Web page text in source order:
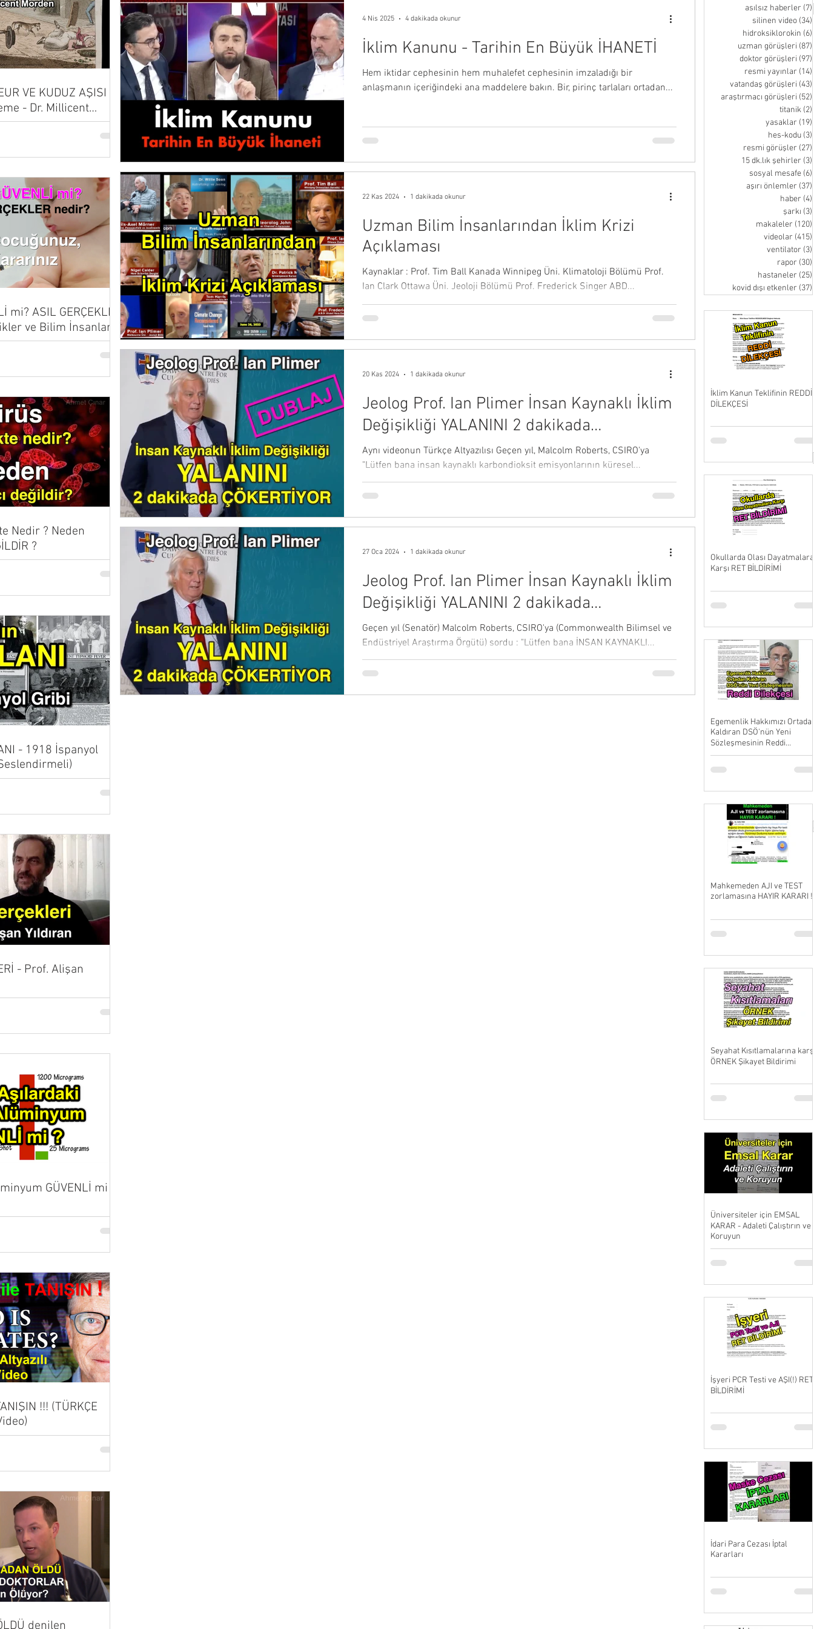
İklim Kanunu - Tarihin En Büyük İHANETİ
Hem iktidar cephesinin hem muhalefet cephesinin imzaladığı bir
anlaşmanın içeriğindeki ana maddelere bakın. Bir, pirinç tarlaları ortadan...
4 Nis 2025 4 dakikada okunur
Uzman Bilim İnsanlarından İklim Krizi
Açıklaması
Kaynaklar : Prof. Tim Ball Kanada Winnipeg Üni. Klimatoloji Bölümü Prof.
Ian Clark Ottawa Üni. Jeoloji Bölümü Prof. Frederick Singer ABD...
22 Kas 2024 1 dakikada okunur
Jeolog Prof. Ian Plimer İnsan Kaynaklı İklim
Değişikliği YALANINI 2 dakikada
ÇÖKERTİYOR (dublaj)
Aynı videonun Türkçe Altyazılısı Geçen yıl, Malcolm Roberts, CSIRO'ya
"Lütfen bana insan kaynaklı karbondioksit emisyonlarının küresel...
20 Kas 2024 1 dakikada okunur
Jeolog Prof. Ian Plimer İnsan Kaynaklı İklim
Değişikliği YALANINI 2 dakikada
ÇÖKERTİYOR
Geçen yıl (Senatör) Malcolm Roberts, CSIRO'ya (Commonwealth Bilimsel ve
Endüstriyel Araştırma Örgütü) sordu : "Lütfen bana İNSAN KAYNAKLI...
27 Oca 2024 1 dakikada okunur
VE KUDUZ AŞISI |
- Dr. Millicent
mi? ASIL GERÇEKLER
ve Bilim İnsanları
Nedir ? Neden
?
- 1918 İspanyol
- Prof. Alişan
GÜVENLİ mi ?
!!! (TÜRKÇE
denilen
asılsız haberler (7)
silinen video (34)
hidroksiklorokin (6)
uzman görüşleri (87)
doktor görüşleri (97)
resmi yayınlar (14)
vatandaş görüşleri (43)
araştırmacı görüşleri (52)
titanik (2)
yasaklar (19)
hes-kodu (3)
resmi görüşler (27)
15 dk.lık şehirler (3)
sosyal mesafe (6)
aşırı önlemler (37)
haber (4)
şarkı (3)
makaleler (120)
videolar (415)
ventilator (3)
rapor (30)
hastaneler (25)
kovid dışı etkenler (37)
İklim Kanun Teklifinin REDDİ
DİLEKÇESİ
Okullarda Olası Dayatmalara
Karşı RET BİLDİRİMİ
Egemenlik Hakkımızı
Kaldıran DSÖ'nün Yeni
Sözleşmesinin Reddi
Dilekçesi
Mahkemeden AJI ve TEST
zorlamasına HAYIR KARARI !
Seyahat Kısıtlamalarına
ÖRNEK Şikayet Bildirimi
Üniversiteler için EMSAL
KARAR - Adaleti Çalıştırın ve
Koruyun
İşyeri PCR Testi ve AŞI(!) RET
BİLDİRİMİ
İdari Para Cezası İptal
Kararları